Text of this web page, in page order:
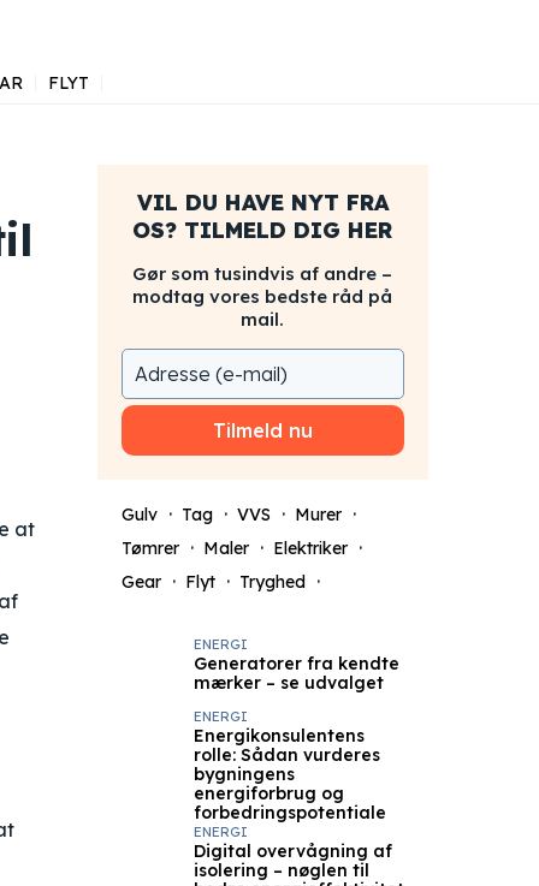
FLYT
at
VIL DU HAVE NYT FRA
OS? TILMELD DIG HER
Gør som tusindvis af andre –
modtag vores bedste råd på
mail.
Tilmeld nu
Gulv Tag VVS
Murer
Tømrer
Maler
Elektriker
Gear
Flyt Tryghed
Generatorer fra kendte
mærker – se udvalget
ENERGI
Energikonsulentens
rolle: Sådan vurderes
bygningens
energiforbrug og
forbedringspotentiale
ENERGI
Digital overvågning af
isolering – nøglen til
ENERGI